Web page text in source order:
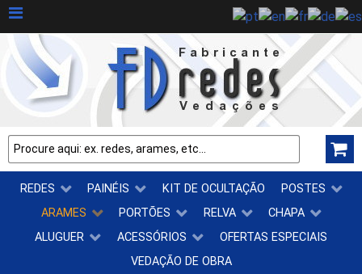
REDES PAINÉIS KIT DE OCULTAÇÃO
POSTES
ARAMES
PORTÕES RELVA
CHAPA
ALUGUER
ACESSÓRIOS
OFERTAS ESPECIAIS
VEDAÇÃO DE OBRA